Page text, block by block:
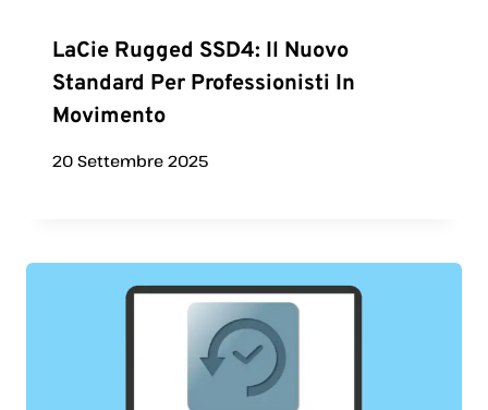
LaCie Rugged SSD4: Il Nuovo
Standard Per Professionisti In
Movimento
20 Settembre 2025